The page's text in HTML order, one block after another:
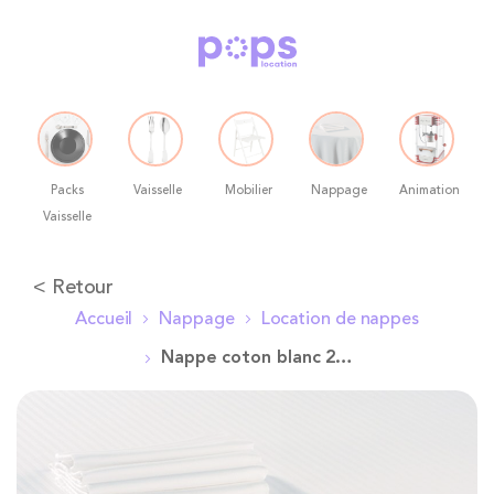
Packs
Vaisselle
Vaisselle Mobilier Nappage Animation
Allez
contenu
< Retour
Accueil Nappage Location de nappes
Nappe coton blanc 210 x 400 cm